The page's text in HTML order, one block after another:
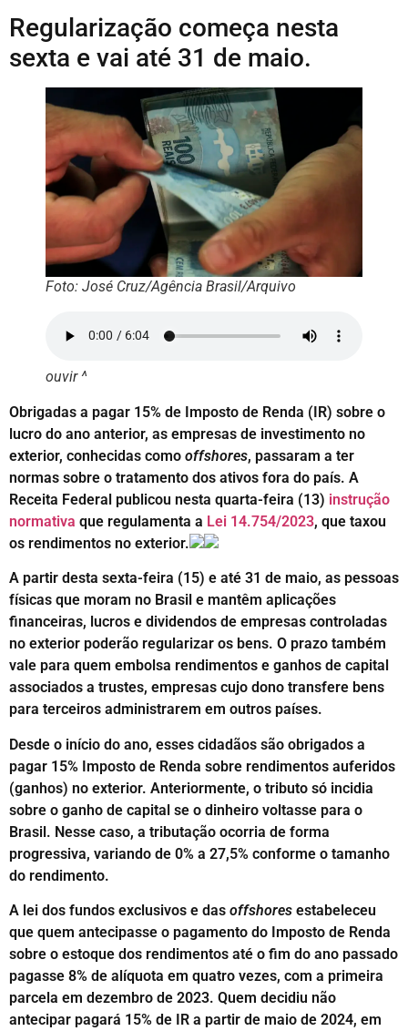
Regularização começa nesta
sexta e vai até 31 de maio.
Foto: José Cruz/Agência Brasil/Arquivo
ouvir ^
Obrigadas a pagar 15% de Imposto de Renda (IR) sobre o
lucro do ano anterior, as empresas de investimento no
exterior, conhecidas como offshores, passaram a ter
normas sobre o tratamento dos ativos fora do país. A
Receita Federal publicou nesta quarta-feira (13) instrução
normativa que regulamenta a Lei 14.754/2023, que taxou
os rendimentos no exterior.
A partir desta sexta-feira (15) e até 31 de maio, as pessoas
físicas que moram no Brasil e mantêm aplicações
financeiras, lucros e dividendos de empresas controladas
no exterior poderão regularizar os bens. O prazo também
vale para quem embolsa rendimentos e ganhos de capital
associados a trustes, empresas cujo dono transfere bens
para terceiros administrarem em outros países.
Desde o início do ano, esses cidadãos são obrigados a
pagar 15% Imposto de Renda sobre rendimentos auferidos
(ganhos) no exterior. Anteriormente, o tributo só incidia
sobre o ganho de capital se o dinheiro voltasse para o
Brasil. Nesse caso, a tributação ocorria de forma
progressiva, variando de 0% a 27,5% conforme o tamanho
do rendimento.
A lei dos fundos exclusivos e das offshores estabeleceu
que quem antecipasse o pagamento do Imposto de Renda
sobre o estoque dos rendimentos até o fim do ano passado
pagasse 8% de alíquota em quatro vezes, com a primeira
parcela em dezembro de 2023. Quem decidiu não
antecipar pagará 15% de IR a partir de maio de 2024, em